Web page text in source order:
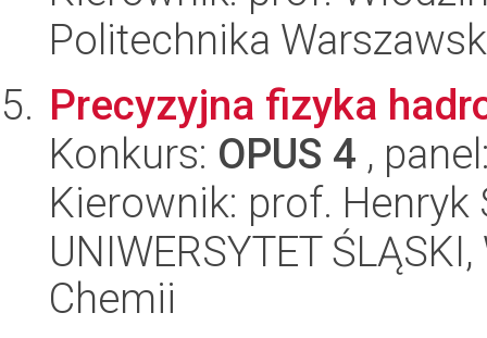
Politechnika
Precyzyjna fizyka
Konkurs: OPUS 4 ,
Kierownik: prof. Henryk
UNIWERSYTET
Chemii